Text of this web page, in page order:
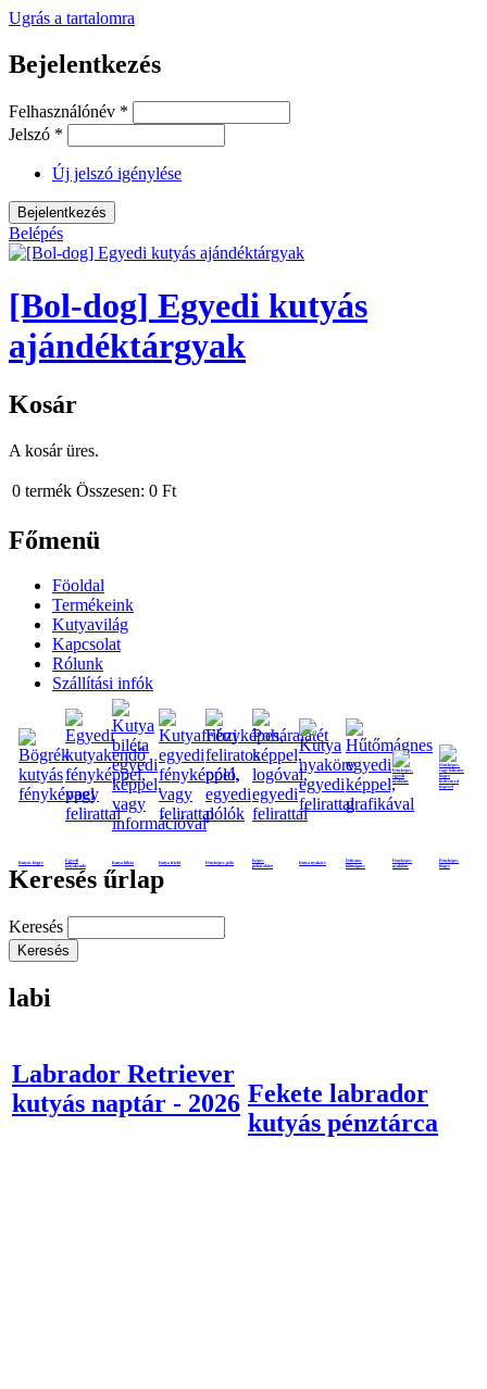
Ugrás a tartalomra
Bejelentkezés
Felhasználónév *
Jelszó *
Új jelszó igénylése
Belépés
[Bol-dog] Egyedi kutyás
ajándéktárgyak
Kosár
A kosár üres.
0 termék Összesen: 0 Ft
Főmenü
Föoldal
Termékeink
Kutyavilág
Kapcsolat
Rólunk
Szállítási infók
Kutyás bögre
Egyedi
kutyakendő
Kutya biléta Kutya frizbi Fényképes póló
Képes
poháralátét
Kutya nyakörv
Feliratos
hűtmágnes
Fényképes
nyaklánc
Fényképes
bögre
Keresés űrlap
Keresés
labi
Labrador Retriever
kutyás naptár - 2026 Fekete labrador
kutyás pénztárca